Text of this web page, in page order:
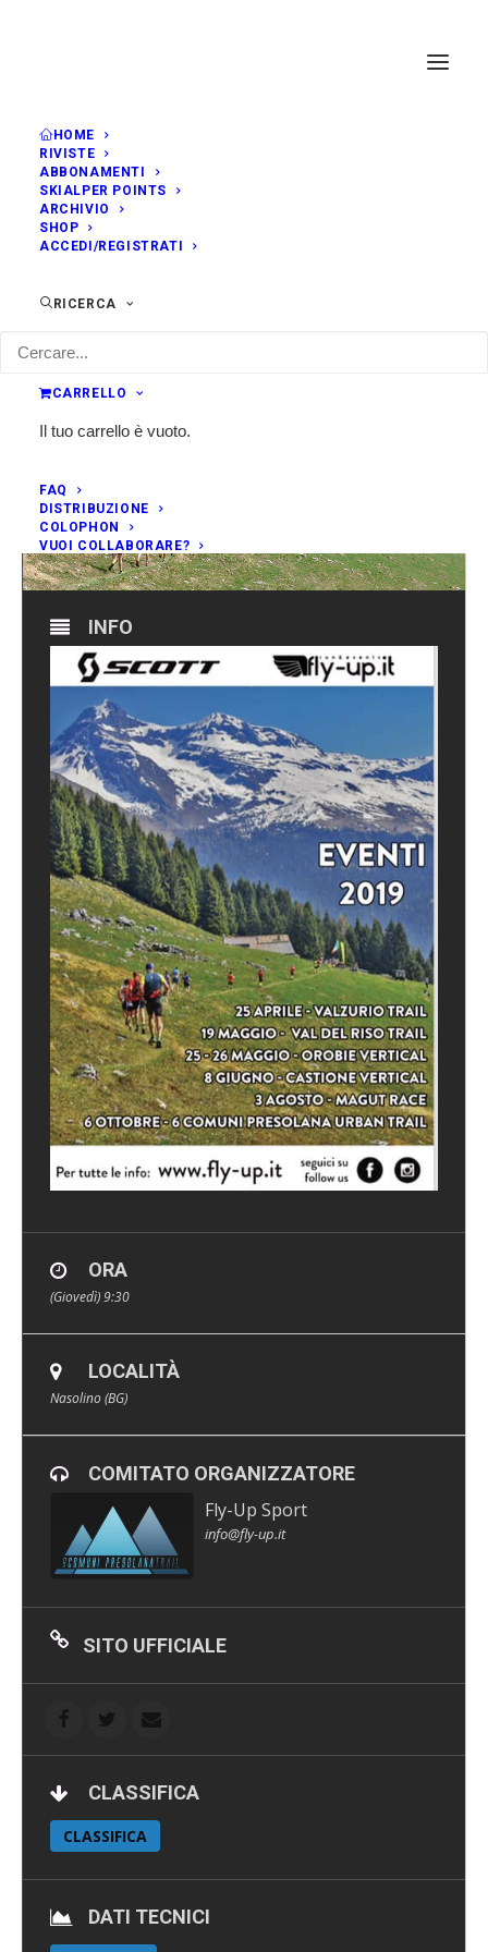
HOME
RIVISTE
ABBONAMENTI
SKIALPER POINTS
ARCHIVIO
SHOP
ACCEDI/REGISTRATI
RICERCA
CARRELLO
Il tuo carrello è vuoto.
FAQ
DISTRIBUZIONE
COLOPHON
VUOI COLLABORARE?
APRILE, 2019
GIO
25 VALZURIO TRAIL
INFO
ORA
(Giovedì) 9:30
LOCALITÀ
Nasolino (BG)
COMITATO ORGANIZZATORE
Fly-Up Sport
info@fly-up.it
SITO UFFICIALE
CLASSIFICA
CLASSIFICA
DATI TECNICI